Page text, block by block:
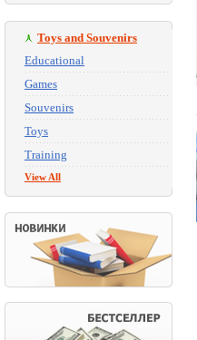
Toys and Souvenirs
Educational
Games
Souvenirs
Toys
Training
View All